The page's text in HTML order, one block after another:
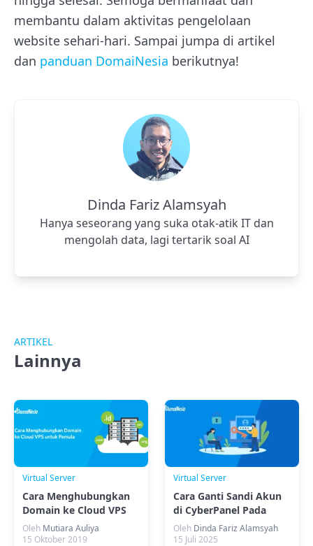
membantu dalam aktivitas pengelolaan
website sehari-hari. Sampai jumpa di artikel
dan panduan DomaiNesia berikutnya!
Dinda Fariz Alamsyah
Hanya seseorang yang suka otak-atik IT dan
mengolah data, lagi tertarik soal AI
ARTIKEL
Lainnya
Virtual Server
Cara Menghubungkan
Domain ke Cloud VPS
Oleh Mutiara Auliya
15 Oktober 2019
Virtual Server
Cara Ganti Sandi Akun
di CyberPanel Pada
Cloud VPS
Oleh Dinda Fariz Alamsyah
15 Juli 2025